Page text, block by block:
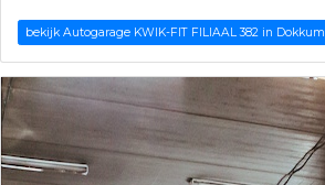
bekijk Autogarage KWIK-FIT FILIAAL 382 in Dokkum